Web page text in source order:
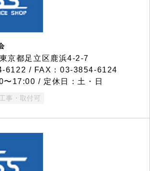
京都足立区鹿浜4-2-7
6122 / FAX：03-3854-6124
〜17:00 / 定休日：土・日
工事・取付可